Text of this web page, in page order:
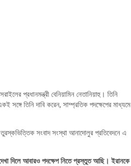
প্রধানমন্ত্রী বেনিয়ামিন নেতানিয়াহু। তিনি
সঙ্গে তিনি দাবি করেন, সাম্প্রতিক পদক্ষেপের মাধ্যমে
সংবাদ সংস্থা আনাদোলুর প্রতিবেদনে এ
দিলে আবারও পদক্ষেপ নিতে প্রস্তুত আছি। ইরানকে